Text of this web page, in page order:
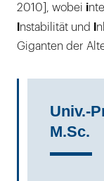
2010], wobei i
nstabilität und
Giganten der
Univ.-
M.Sc.